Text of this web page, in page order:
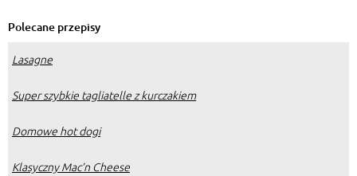
Polecane przepisy
Lasagne
Super szybkie tagliatelle z kurczakiem
Domowe hot dogi
Klasyczny Mac’n Cheese